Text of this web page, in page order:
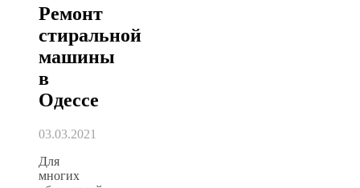
Ремонт
стиральной
машины
в
Одессе
03.03.2021
Для
многих